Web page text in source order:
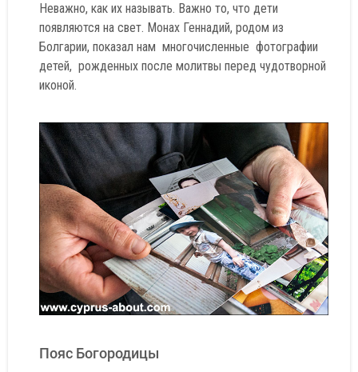
Неважно, как их называть. Важно то, что дети
появляются на свет. Монах Геннадий, родом из
Болгарии, показал нам многочисленные фотографии
детей, рожденных после молитвы перед чудотворной
иконой.
Пояс Богородицы